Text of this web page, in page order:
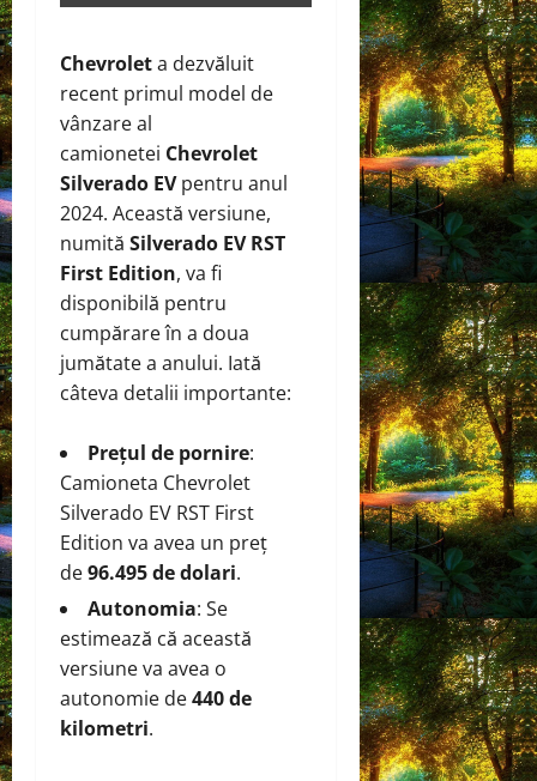
Chevroleta dezvăluit
recent primul model de
vânzare al
camionetei Chevrolet
Silverado EVpentru anul
2024. Această versiune,
numită Silverado EV RST
First Edition, va fi
disponibilă pentru
cumpărare în a doua
jumătate a anului. Iată
câteva detalii importante:
Prețul de pornire:
Camioneta Chevrolet
Silverado EV RST First
Edition va avea un preț
de96.495 de dolari.
Autonomia: Se
estimează că această
versiune va avea o
autonomie de440 de
kilometri.